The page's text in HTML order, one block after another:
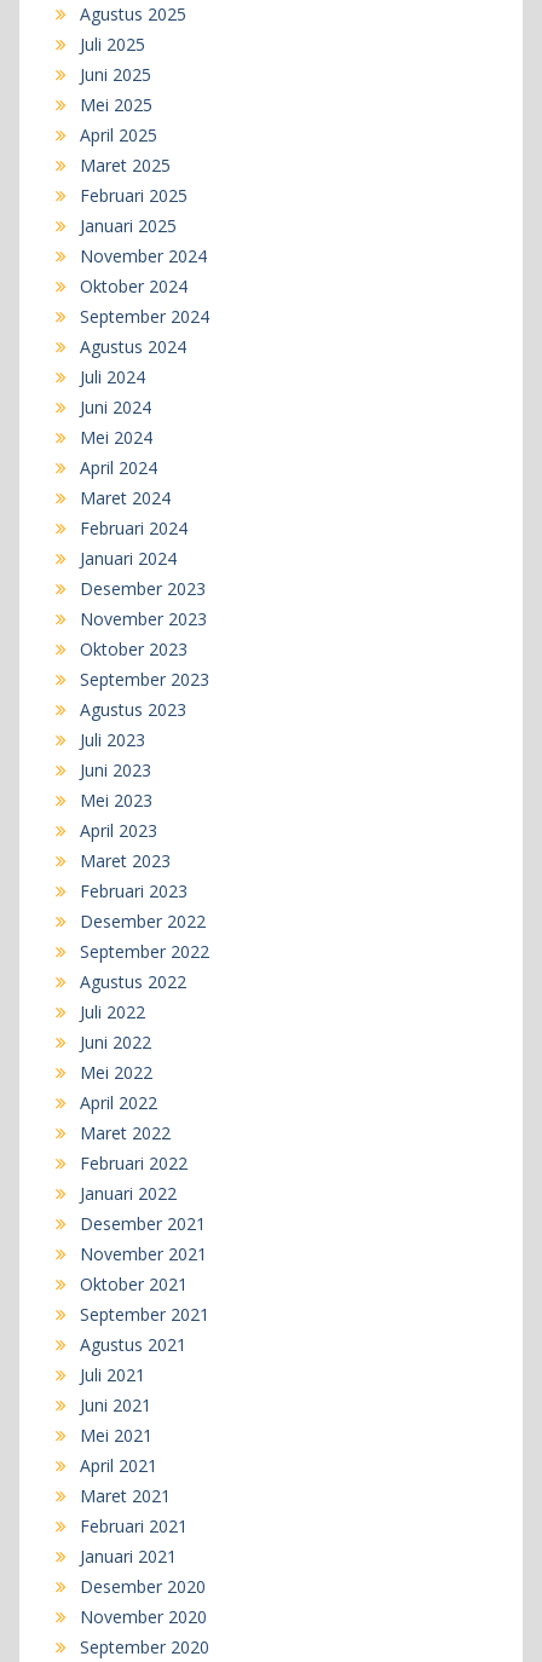
Agustus 2025
Juli 2025
Juni 2025
Mei 2025
April 2025
Maret 2025
Februari 2025
Januari 2025
November 2024
Oktober 2024
September 2024
Agustus 2024
Juli 2024
Juni 2024
Mei 2024
April 2024
Maret 2024
Februari 2024
Januari 2024
Desember 2023
November 2023
Oktober 2023
September 2023
Agustus 2023
Juli 2023
Juni 2023
Mei 2023
April 2023
Maret 2023
Februari 2023
Desember 2022
September 2022
Agustus 2022
Juli 2022
Juni 2022
Mei 2022
April 2022
Maret 2022
Februari 2022
Januari 2022
Desember 2021
November 2021
Oktober 2021
September 2021
Agustus 2021
Juli 2021
Juni 2021
Mei 2021
April 2021
Maret 2021
Februari 2021
Januari 2021
Desember 2020
November 2020
September 2020